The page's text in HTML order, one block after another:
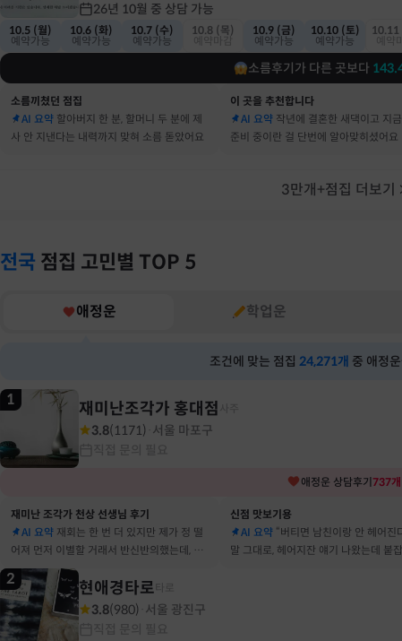
26년 10월 중 상담 가능
10.5 (월)
예약가능
10.6 (화)
예약가능
10.7 (수)
예약가능
10.8 (목)
10.9 (금)
예약가능
10.10 (토)
예약가능
10.11
소름후기가 다른 곳보다
소름끼쳤던 점집
AI 요약 할아버지 한 분, 할머니 두 분에 제
사 안 지낸다는 내력까지 맞혀 소름 돋았어요
이 곳을 추천합니다
AI 요약 작년에 결혼한 새댁이고 지
준비 중이란 걸 단번에 알아맞히셨어요
3만개+점집 더보기
전국 점집 고민별 TOP 5
애정운 학업운
조건에 맞는 점집 24,271개 중 애정
1 재미난조각가 홍대점
3.8(1171) 서울 마포구
애정운 상담후기 737개
재미난 조각가 천상 선생님 후기
AI 요약 재회는 한 번 더 있지만 제가 정 떨
어져 먼저 이별할 거래서 반신반의했는데, 정
말 재회 후 제가 먼저 헤어지자고 했어요
신점 맛보기용
AI 요약 “버티면 남친이랑 안 헤어진
말 그대로, 헤어지잔 얘기 나왔는데 붙
2 현애경타로
3.8(980) 서울 광진구